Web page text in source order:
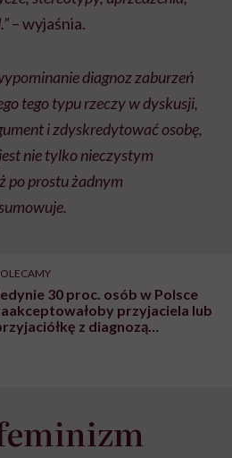
– wyjaśnia.
diagnoz zaburzeń
tego typu rzeczy w dyskusji,
i zdyskredytować osobę,
nie tylko nieczystym
po prostu żadnym
30 proc. osób w Polsce
przyjaciela lub
z diagnozą